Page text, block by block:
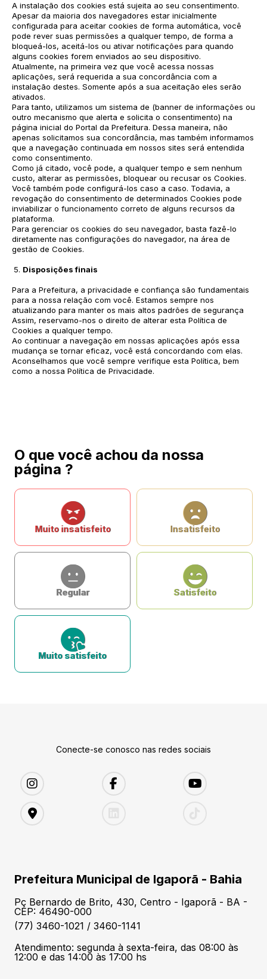
A instalação dos cookies está sujeita ao seu consentimento.
Apesar da maioria dos navegadores estar inicialmente
configurada para aceitar cookies de forma automática, você
pode rever suas permissões a qualquer tempo, de forma a
bloqueá-los, aceitá-los ou ativar notificações para quando
alguns cookies forem enviados ao seu dispositivo.
Atualmente, na primeira vez que você acessa nossas
aplicações, será requerida a sua concordância com a
instalação destes. Somente após a sua aceitação eles serão
ativados.
Para tanto, utilizamos um sistema de (banner de informações ou
outro mecanismo que alerta e solicita o consentimento) na
página inicial do Portal da Prefeitura. Dessa maneira, não
apenas solicitamos sua concordância, mas também informamos
que a navegação continuada em nossos sites será entendida
como consentimento.
Como já citado, você pode, a qualquer tempo e sem nenhum
custo, alterar as permissões, bloquear ou recusar os Cookies.
Você também pode configurá-los caso a caso. Todavia, a
revogação do consentimento de determinados Cookies pode
inviabilizar o funcionamento correto de alguns recursos da
plataforma.
Para gerenciar os cookies do seu navegador, basta fazê-lo
diretamente nas configurações do navegador, na área de
gestão de Cookies.
Disposições finais
Para a Prefeitura, a privacidade e confiança são fundamentais
para a nossa relação com você. Estamos sempre nos
atualizando para manter os mais altos padrões de segurança
Assim, reservamo-nos o direito de alterar esta Política de
Cookies a qualquer tempo.
Ao continuar a navegação em nossas aplicações após essa
mudança se tornar eficaz, você está concordando com elas.
Aconselhamos que você sempre verifique esta Política, bem
como a nossa Política de Privacidade.
O que você achou da nossa
página ?
Muito insatisfeito Insatisfeito
Regular Satisfeito
Muito satisfeito
Conecte-se conosco nas redes sociais
Prefeitura Municipal de Igaporã - Bahia
Pç Bernardo de Brito, 430, Centro - Igaporã - BA -
CEP: 46490-000
(77) 3460-1021 / 3460-1141
Atendimento: segunda à sexta-feira, das 08:00 às
12:00 e das 14:00 às 17:00 hs